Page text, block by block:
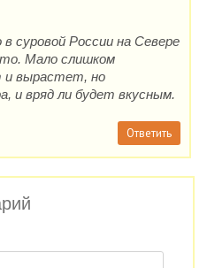
суровой России на Севере
Мало слишком
и вырастет, но
и вряд ли будет вкусным.
Ответить